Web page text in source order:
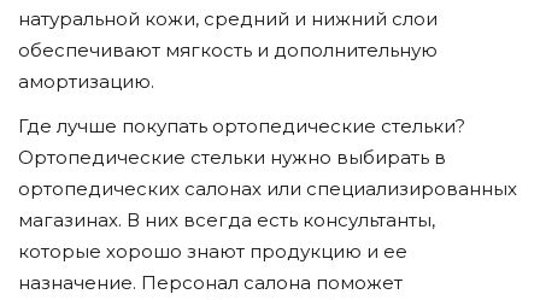
натуральной кожи, средний и нижний слои
обеспечивают мягкость и дополнительную
амортизацию.
Где лучше покупать ортопедические стельки?
Ортопедические стельки нужно выбирать в
ортопедических салонах или специализированных
магазинах. В них всегда есть консультанты,
которые хорошо знают продукцию и ее
назначение. Персонал салона поможет